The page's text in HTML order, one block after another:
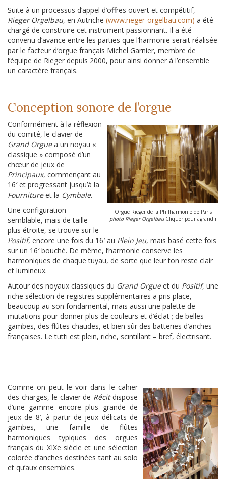
Suite à un processus d’appel d’offres ouvert et compétitif,
Rieger Orgelbau, en Autriche (www.rieger-orgelbau.com) a été
chargé de construire cet instrument passionnant. Il a été
convenu d’avance entre les parties que l’harmonie serait réalisée
par le facteur d’orgue français Michel Garnier, membre de
l’équipe de Rieger depuis 2000, pour ainsi donner à l’ensemble
un caractère français.
Conception sonore de l’orgue
Orgue Rieger de la Philharmonie de Paris
photo Rieger OrgelbauCliquer pour agrandir
Conformément à la réflexion
du comité, le clavier de
Grand Orguea un noyau «
classique » composé d’un
chœur de jeux de
Principaux, commençant au
16′ et progressant jusqu’à la
Fournitureet la Cymbale.
Une configuration
semblable, mais de taille
plus étroite, se trouve sur le
Positif, encore une fois du 16′ au Plein Jeu, mais basé cette fois
sur un 16′ bouché. De même, l’harmonie conserve les
harmoniques de chaque tuyau, de sorte que leur ton reste clair
et lumineux.
Autour des noyaux classiques du Grand Orgueet du Positif, une
riche sélection de registres supplémentaires a pris place,
beaucoup au son fondamental, mais aussi une palette de
mutations pour donner plus de couleurs et d’éclat ; de belles
gambes, des flûtes chaudes, et bien sûr des batteries d’anches
françaises. Le tutti est plein, riche, scintillant – bref, électrisant.
Comme on peut le voir dans le cahier
des charges, le clavier de Récitdispose
d’une gamme encore plus grande de
jeux de 8’, à partir de jeux délicats de
gambes, une famille de flûtes
harmoniques typiques des orgues
français du XIXe siècle et une sélection
colorée d’anches destinées tant au solo
et qu’aux ensembles.